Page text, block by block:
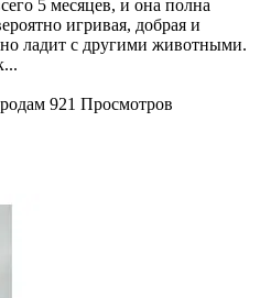
5 месяцев, и она полна
игривая, добрая и
ладит с другими животными.
921 Просмотров